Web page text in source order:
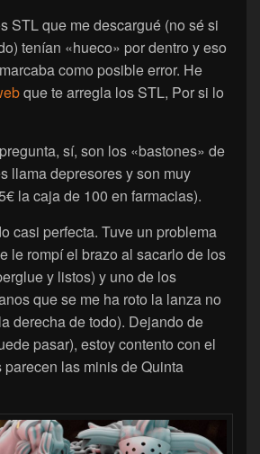
STL que me descargué (no sé si
tenían «hueco» por dentro y eso
como posible error. He
que te arregla los STL, Por si lo
sí, son los «bastones» de
llama depresores y son muy
la caja de 100 en farmacias).
casi perfecta. Tuve un problema
le rompí el brazo al sacarlo de los
y listos) y uno de los
que se me ha roto la lanza no
derecha de todo). Dejando de
pasar), estoy contento con el
las minis de Quinta